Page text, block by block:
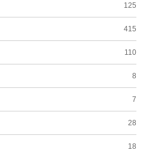
125
415
110
8
7
28
18